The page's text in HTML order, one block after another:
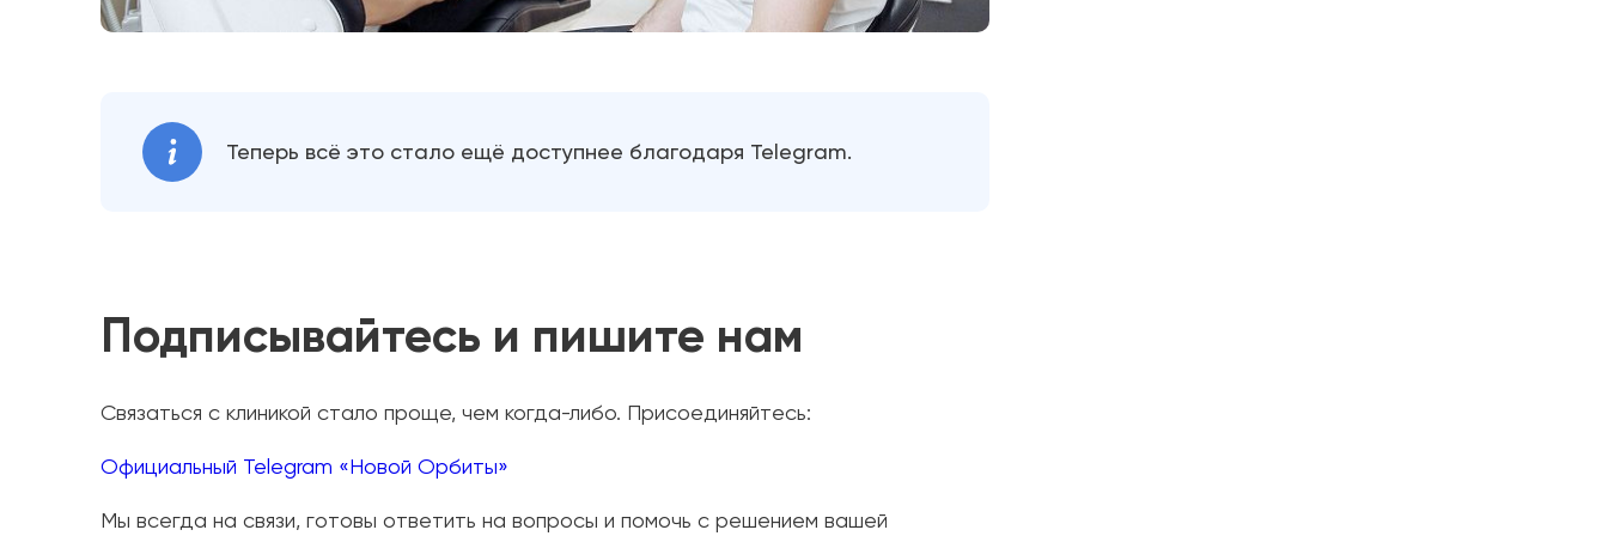
Теперь всё это стало ещё доступнее благодаря Telegram.
Подписывайтесь и пишите нам
Связаться с клиникой стало проще, чем когда-либо. Присоединяйтесь:
Официальный Telegram «Новой Орбиты»
Мы всегда на связи, готовы ответить на вопросы и помочь с решением вашей